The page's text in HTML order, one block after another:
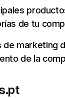
de tu
de marketing
de la